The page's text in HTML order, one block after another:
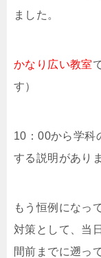
ました。
かなり広い教室
す）
10：00から学科
する説明があり
もう恒例になっ
対策として、当
間前までに遡っ